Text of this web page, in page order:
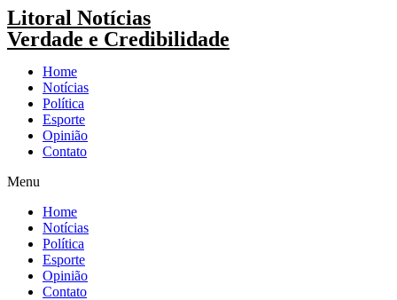
Pular
para
o
Litoral Notícias
Verdade e Credibilidade
Home
Notícias
Política
Esporte
Opinião
Contato
Menu
Home
Notícias
Política
Esporte
Opinião
Contato